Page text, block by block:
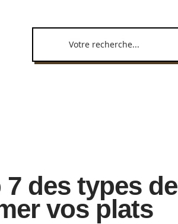
des types de
vos plats